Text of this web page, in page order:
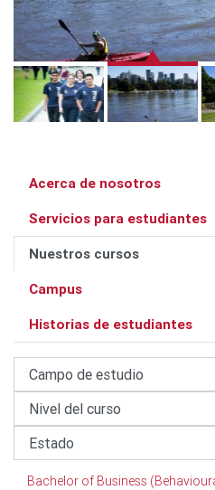
Acerca de nosotros
Servicios para estudiantes
Nuestros cursos
Campus
Historias de estudiantes
Bachelor of Business